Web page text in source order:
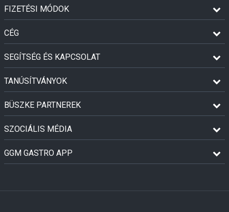
FIZETÉSI MÓDOK
CÉG
SEGÍTSÉG ÉS KAPCSOLAT
TANÚSÍTVÁNYOK
BÜSZKE PARTNEREK
SZOCIÁLIS MÉDIA
GGM GASTRO APP